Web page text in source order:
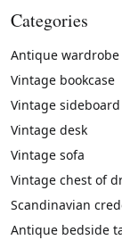
Categories
Antique wardrobe
Vintage bookcase
Vintage sideboard
Vintage desk
Vintage sofa
Vintage chest of
Scandinavian
Antique bedside